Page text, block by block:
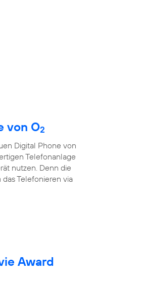
von O2
Digital Phone von
Telefonanlage
nutzen. Denn die
Telefonieren via
Award